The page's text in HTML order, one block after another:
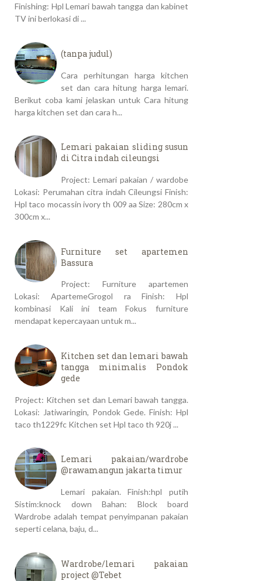
Finishing: Hpl Lemari bawah tangga dan kabinet
TV ini berlokasi di ...
(tanpa judul)
Cara perhitungan harga kitchen
set dan cara hitung harga lemari.
Berikut coba kami jelaskan untuk Cara hitung
harga kitchen set dan cara h...
Lemari pakaian sliding susun
di Citra indah cileungsi
Project: Lemari pakaian / wardobe
Lokasi: Perumahan citra indah Cileungsi Finish:
Hpl taco mocassin ivory th 009 aa Size: 280cm x
300cm x...
Furniture set apartemen
Bassura
Project: Furniture apartemen
Lokasi: ApartemeGrogol ra Finish: Hpl
kombinasi Kali ini team Fokus furniture
mendapat kepercayaan untuk m...
Kitchen set dan lemari bawah
tangga minimalis Pondok
gede
Project: Kitchen set dan Lemari bawah tangga.
Lokasi: Jatiwaringin, Pondok Gede. Finish: Hpl
taco th1229fc Kitchen set Hpl taco th 920j ...
Lemari pakaian/wardrobe
@rawamangun jakarta timur
Lemari pakaian. Finish:hpl putih
Sistim:knock down Bahan: Block board
Wardrobe adalah tempat penyimpanan pakaian
seperti celana, baju, d...
Wardrobe/lemari pakaian
project @Tebet